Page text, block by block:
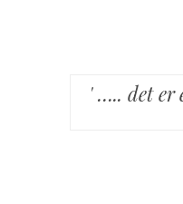
' ….. det er